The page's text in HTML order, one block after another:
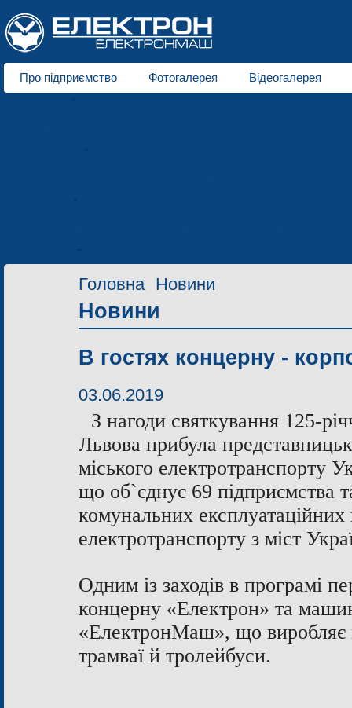
Про підприємство Фотогалерея
Відеогалерея
Головна Новини
Новини
В гостях концерну -
03.06.2019
З нагоди святкування 125-
Львова прибула
міського електротранспорту
що об`єднує 69 підприємства
комунальних експлуатаційних
електротранспорту з міст
Одним із заходів в програмі
концерну «Електрон» та
«ЕлектронМаш», що виробляє
трамваї й тролейбуси.